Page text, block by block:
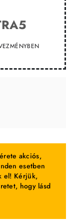
akciós,
esetben
el! Kérjük,
hogy lásd